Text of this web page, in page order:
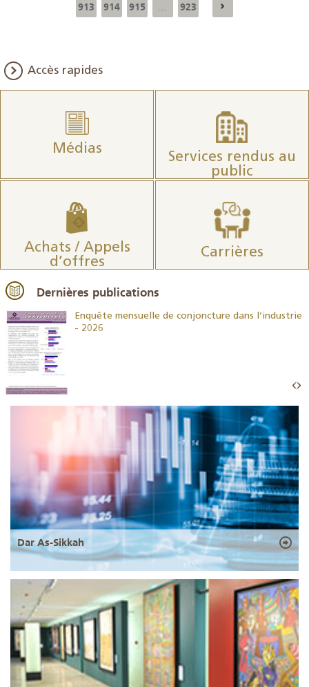
913
914 915 923
Accès rapides
Médias
Services rendus au
public
Achats / Appels
d’offres
Carrières
Dernières publications
Enquête mensuelle de conjoncture dans l’industrie
- 2026
Dar As-Sikkah